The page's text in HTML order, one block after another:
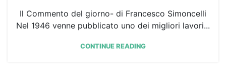
Il Commento del giorno- di Francesco Simoncelli
Nel 1946 venne pubblicato uno dei migliori lavori...
CONTINUE READING